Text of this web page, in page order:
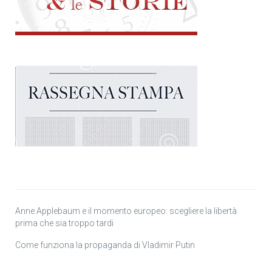
Anne Applebaum e il momento europeo: scegliere la libertà
prima che sia troppo tardi
Come funziona la propaganda di Vladimir Putin